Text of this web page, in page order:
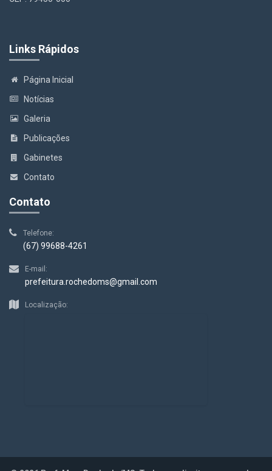
Links Rápidos
Página Inicial
Notícias
Galeria
Publicações
Gabinetes
Contato
Contato
Telefone:
(67) 99688-4261
E-mail:
prefeitura.rochedoms@gmail.com
Localização: